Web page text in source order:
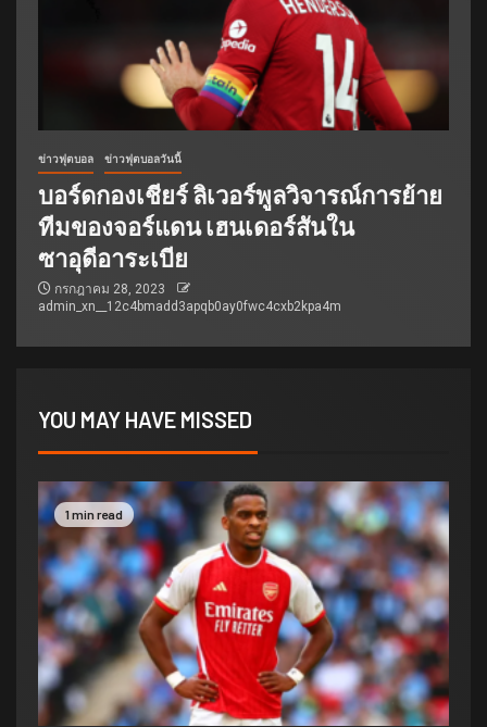
ข่าวฟุตบอล ข่าวฟุตบอลวันนี้
บอร์ดกองเชียร์ ลิเวอร์พูลวิจารณ์การย้าย
ทีมของจอร์แดน เฮนเดอร์สันใน
ซาอุดีอาระเบีย
กรกฎาคม 28, 2023
admin_xn__12c4bmadd3apqb0ay0fwc4cxb2kpa4m
YOU MAY HAVE MISSED
1 min read